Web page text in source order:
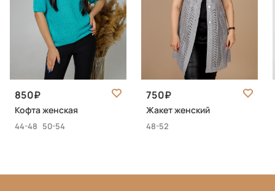
850
Кофта женская
44-48 50-54
750
Жакет женский
48-52